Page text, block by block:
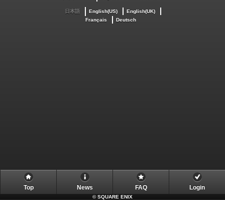
日本語 English(US)
English(UK)
Français
Deutsch
Top News FAQ Login
©SQUARE ENIX